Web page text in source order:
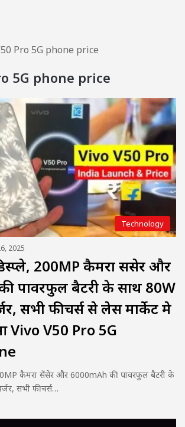
Pro 5G phone price
5G phone price
Technology
2025
200MP कैमरा सेंसेर और
पावरफुल बैटरी के साथ 80W
सभी फीचर्स से लेस मार्केट मे
V50 Pro 5G
कैमरा सेंसेर और 6000mAh की पावरफुल बैटरी के
सभी फीचर्स…